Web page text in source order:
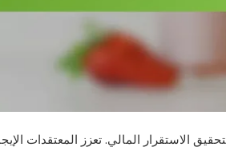
الاستقرار المالي. تعزز المعتقدات